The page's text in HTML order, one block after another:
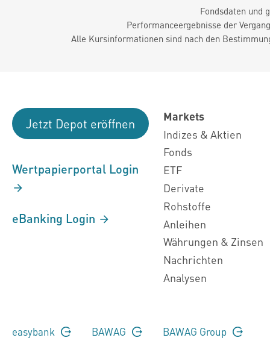
Fondsdaten und
Performanceergebnisse der
Alle Kursinformationen sind nach den
Jetzt Depot eröffnen
Wertpapierportal Login
eBanking Login
Markets
Indizes & Aktien
Fonds
ETF
Derivate
Rohstoffe
Anleihen
Währungen & Zinsen
Nachrichten
Analysen
easybank BAWAG BAWAG Group